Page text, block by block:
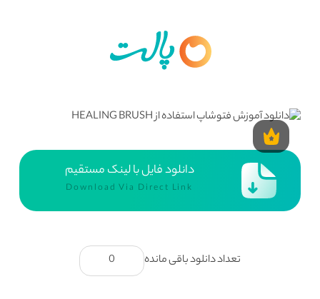
دانلود فایل با لینک مستقیم
Download Via Direct Link
تعداد دانلود باقی مانده 0